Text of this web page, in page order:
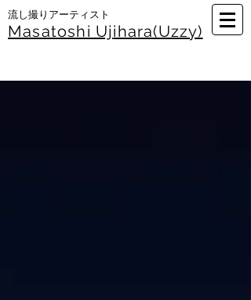
​流し撮りアーティスト
Masatoshi Ujihara(Uzzy)